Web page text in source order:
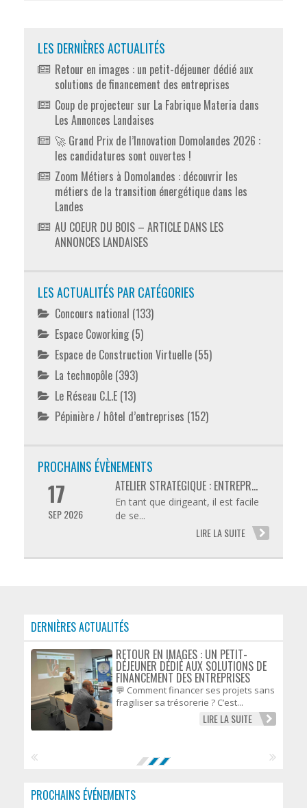
LES DERNIÈRES ACTUALITÉS
Retour en images : un petit-déjeuner dédié aux
solutions de financement des entreprises
Coup de projecteur sur La Fabrique Materia dans
Les Annonces Landaises
🚀 Grand Prix de l’Innovation Domolandes 2026 :
les candidatures sont ouvertes !
Zoom Métiers à Domolandes : découvrir les
métiers de la transition énergétique dans les
Landes
AU COEUR DU BOIS – ARTICLE DANS LES
ANNONCES LANDAISES
LES ACTUALITÉS PAR CATÉGORIES
Concours national (133)
Espace Coworking (5)
Espace de Construction Virtuelle (55)
La technopôle (393)
Le Réseau C.L.E (13)
Pépinière / hôtel d’entreprises (152)
PROCHAINS ÉVÈNEMENTS
17
SEP 2026
ATELIER STRATÉGIQUE : ENTREPR...
En tant que dirigeant, il est facile
de se...
LIRE LA SUITE
DERNIÈRES ACTUALITÉS
RETOUR EN IMAGES : UN PETIT-
DÉJEUNER DÉDIÉ AUX SOLUTIONS DE
FINANCEMENT DES ENTREPRISES
💬 Comment financer ses projets sans
fragiliser sa trésorerie ? C’est...
LIRE LA SUITE
PROCHAINS ÉVÉNEMENTS